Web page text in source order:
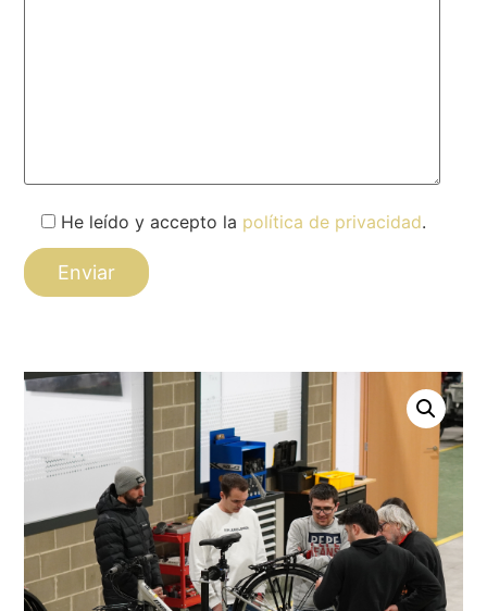
He leído y accepto la política de privacidad.